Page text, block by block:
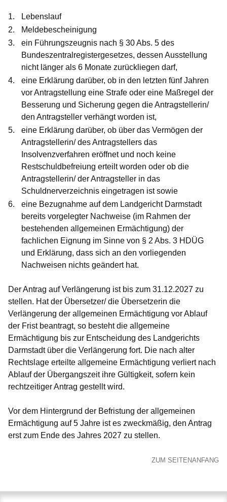
Lebenslauf
Meldebescheinigung
ein Führungszeugnis nach § 30 Abs. 5 des
Bundeszentralregistergesetzes, dessen Ausstellung
nicht länger als 6 Monate zurückliegen darf,
eine Erklärung darüber, ob in den letzten fünf Jahren
vor Antragstellung eine Strafe oder eine Maßregel der
Besserung und Sicherung gegen die Antragstellerin/
den Antragsteller verhängt worden ist,
eine Erklärung darüber, ob über das Vermögen der
Antragstellerin/ des Antragstellers das
Insolvenzverfahren eröffnet und noch keine
Restschuldbefreiung erteilt worden oder ob die
Antragstellerin/ der Antragsteller in das
Schuldnerverzeichnis eingetragen ist sowie
eine Bezugnahme auf dem Landgericht Darmstadt
bereits vorgelegter Nachweise (im Rahmen der
bestehenden allgemeinen Ermächtigung) der
fachlichen Eignung im Sinne von § 2 Abs. 3 HDÜG
und Erklärung, dass sich an den vorliegenden
Nachweisen nichts geändert hat.
Der Antrag auf Verlängerung ist bis zum 31.12.2027 zu
stellen. Hat der Übersetzer/ die Übersetzerin die
Verlängerung der allgemeinen Ermächtigung vor Ablauf
der Frist beantragt, so besteht die allgemeine
Ermächtigung bis zur Entscheidung des Landgerichts
Darmstadt über die Verlängerung fort. Die nach alter
Rechtslage erteilte allgemeine Ermächtigung verliert nach
Ablauf der Übergangszeit ihre Gültigkeit, sofern kein
rechtzeitiger Antrag gestellt wird.
Vor dem Hintergrund der Befristung der allgemeinen
Ermächtigung auf 5 Jahre ist es zweckmäßig, den Antrag
erst zum Ende des Jahres 2027 zu stellen.
ZUM SEITENANFANG